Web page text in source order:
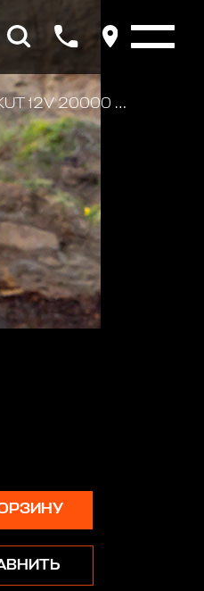
12V 20000 mAh